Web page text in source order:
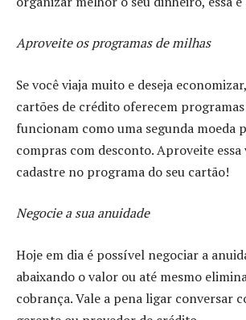
Aproveite os programas de milhas
Se você viaja muito e deseja
cartões de crédito oferecem
funcionam como uma segunda moeda
compras com desconto. Aproveite essa
cadastre no programa do seu cartão!
Negocie a sua anuidade
Hoje em dia é possível negociar a
abaixando o valor ou até mesmo
cobrança. Vale a pena ligar conversar